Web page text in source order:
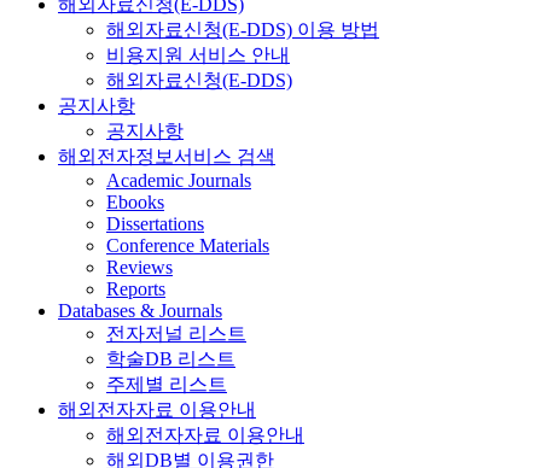
해외자료신청(E-DDS) 이용 방법
비용지원 서비스 안내
해외자료신청(E-DDS)
공지사항
공지사항
해외전자정보서비스 검색
Academic Journals
Ebooks
Dissertations
Conference Materials
Reviews
Reports
Databases & Journals
전자저널 리스트
학술DB 리스트
주제별 리스트
해외전자자료 이용안내
해외전자자료 이용안내
해외DB별 이용권한